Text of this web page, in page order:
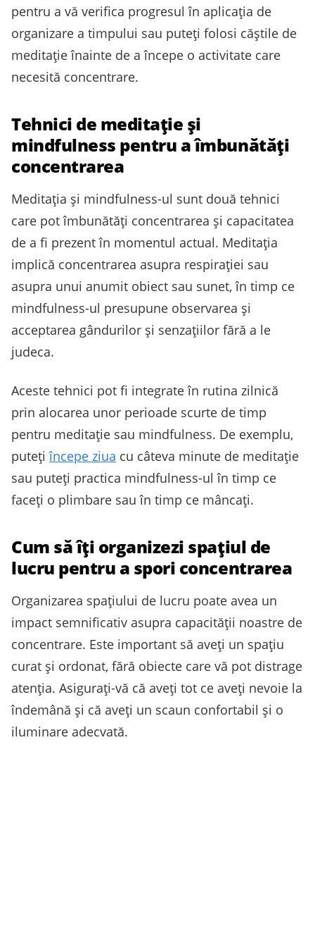
pentru a vă verifica progresul în aplicația de
organizare a timpului sau puteți folosi căștile de
meditație înainte de a începe o activitate care
necesită concentrare.
Tehnici de meditație și
mindfulness pentru a îmbunătăți
concentrarea
Meditația și mindfulness-ul sunt două tehnici
care pot îmbunătăți concentrarea și capacitatea
de a fi prezent în momentul actual. Meditația
implică concentrarea asupra respirației sau
asupra unui anumit obiect sau sunet, în timp ce
mindfulness-ul presupune observarea și
acceptarea gândurilor și senzațiilor fără a le
judeca.
Aceste tehnici pot fi integrate în rutina zilnică
prin alocarea unor perioade scurte de timp
pentru meditație sau mindfulness. De exemplu,
putețiîncepe ziua cu câteva minute de meditație
sau puteți practica mindfulness-ul în timp ce
faceți o plimbare sau în timp ce mâncați.
Cum să îți organizezi spațiul de
lucru pentru a spori concentrarea
Organizarea spațiului de lucru poate avea un
impact semnificativ asupra capacității noastre de
concentrare. Este important să aveți un spațiu
curat și ordonat, fără obiecte care vă pot distrage
atenția. Asigurați-vă că aveți tot ce aveți nevoie la
îndemână și că aveți un scaun confortabil și o
iluminare adecvată.